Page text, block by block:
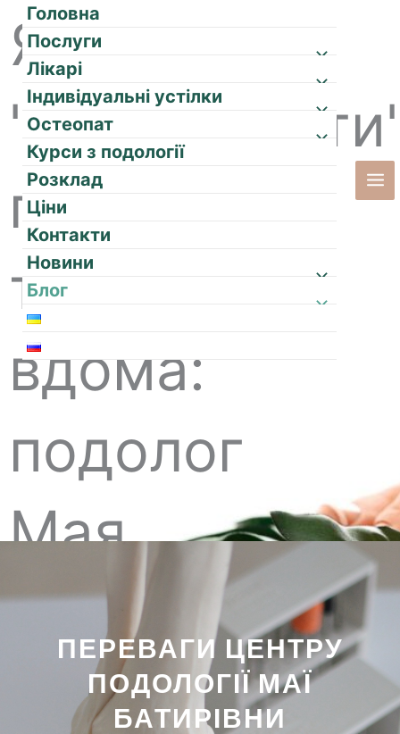
Перейти
вмісту
Головна
Послуги
Лікарі
Індивідуальні устілки
Остеопат
Курси з подології
Розклад
Ціни
Контакти
Новини
Блог
Як
п'яти з
тріщинами
вдома:
подолог
Мая
поділилася
секретами
ПЕРЕВАГИ ЦЕНТРУ
ПОДОЛОГІЇ МАЇ
БАТИРІВНИ